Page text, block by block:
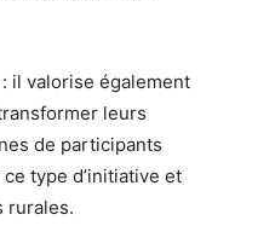
il valorise également
leurs
de participants
type d’initiative et
rurales.